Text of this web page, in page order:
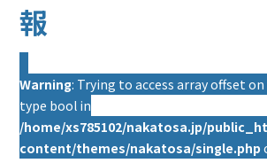
報
Warning: Trying to access array offset
type bool in
/home/xs785102/nakatosa.jp/
content/themes/nakatosa/single.php